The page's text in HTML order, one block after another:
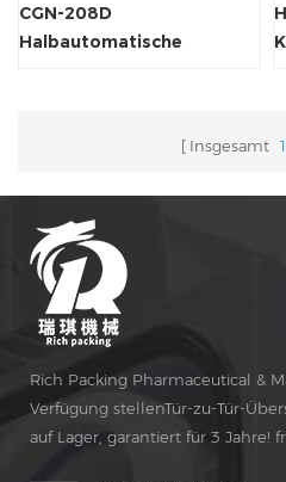
CGN-208D
Halbautomatische
Insgesamt 1
Rich Packing Pharmaceutical &
Verfügung stellenTür-zu-Tür-
auf Lager, garantiert für 3 Jahre!